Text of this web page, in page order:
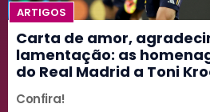
ARTIGOS
Carta de amor,
lamentação: as
do Real Madrid a Toni
Confira!